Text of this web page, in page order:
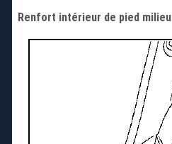
Renfort intérieur de pied milieu